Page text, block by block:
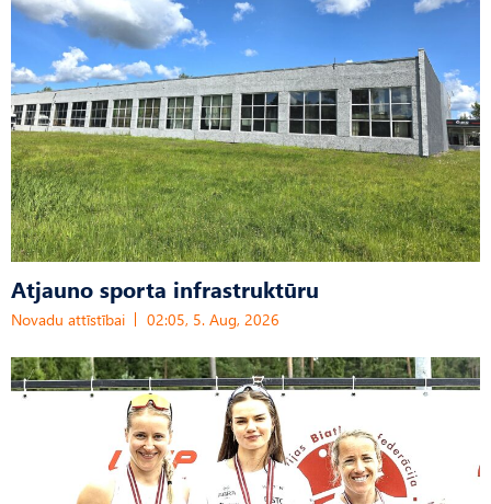
Atjauno sporta infrastruktūru
Novadu attīstībai 02:05, 5. Aug, 2026